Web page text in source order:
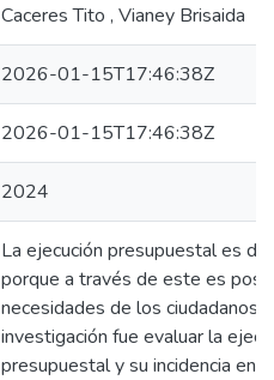
Caceres Tito , Vianey Brisaida
2026-01-15T17:46:38Z
2026-01-15T17:46:38Z
2024
La ejecución presupuestal es de
porque a través de este es
necesidades de los ciudadanos.
investigación fue evaluar la
presupuestal y su incidencia en